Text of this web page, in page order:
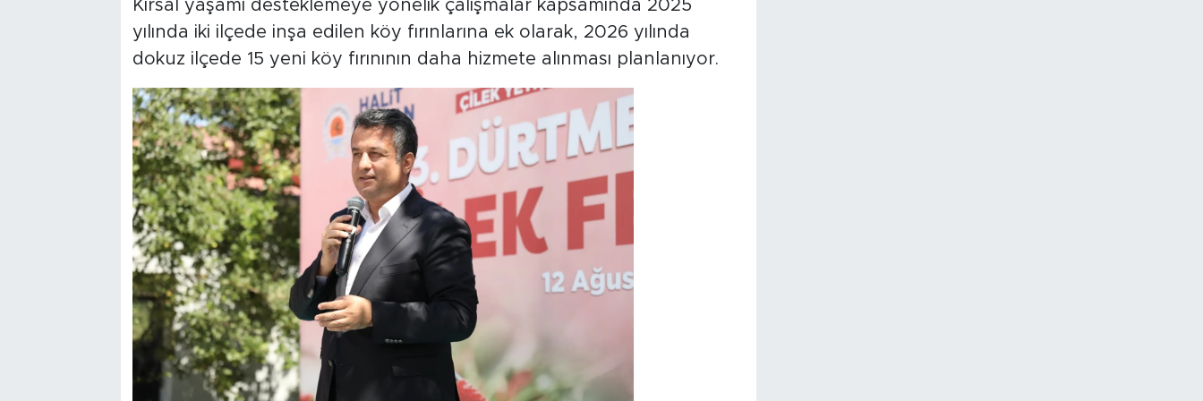
Kırsal yaşamı desteklemeye yönelik çalışmalar kapsamında 2025
yılında iki ilçede inşa edilen köy fırınlarına ek olarak, 2026 yılında
dokuz ilçede 15 yeni köy fırınının daha hizmete alınması planlanıyor.